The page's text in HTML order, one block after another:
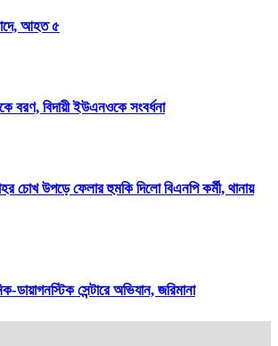
আহত ৫
বিদায়ী ইউএনওকে সংবর্ধনা
চোখ উপড়ে ফেলার হুমকি দিলো বিএনপি কর্মী, থানায়
ডায়াগনস্টিক সেন্টারে অভিযান, জরিমানা